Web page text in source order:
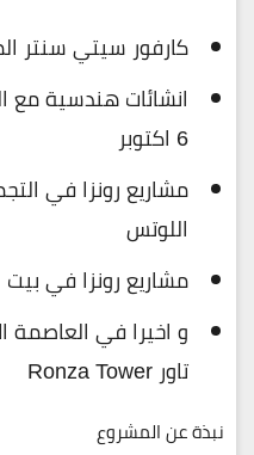
كارفور سيتي سنتر
انشائات هندسية
6 اكتوبر
مشاريع رونزا في
اللوتس
مشاريع رونزا في
و اخيرا في العاصمة
تاور Ronza Tower
نبذة عن المشروع